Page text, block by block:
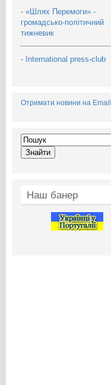
- «Шлях Перемоги» -
громадсько-політичний
тижневик
- International press-club
Отримати новини на Email
Наш банер